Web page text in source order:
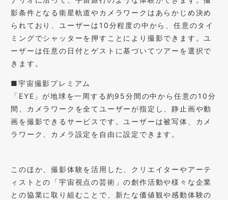
影条件となる衛星軌道やカメラワークはあらかじめ決め
られており、ユーザーは10分程度の中から、任意のタイ
ミングでシャッターを押すことにより撮影できます。ユ
ーザーは任意の日付とゲストに基づいてツアーを選択で
きます。
■宇宙撮影プレミアム
「EYE」が地球を一周する約95分間の中から任意の10分
間、カメラワークを全てユーザーが指定し、静止画や動
画を撮影できるサービスです。ユーザーは被写体、カメ
ラワーク、カメラ設定を自由に設定できます。
このほか、撮影体験を活用した、クリエイターやアーテ
ィストとの「宇宙視点の芸術」の創作活動や様々な企業
との協業に取り組むことで、新たな価値観や感動体験の